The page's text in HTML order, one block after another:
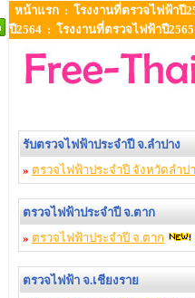
หน้าแรก : โรงงานที่ตรวจไฟฟ้าปี
ปี2564 : โรงงานที่ตรวจไฟฟ้าปี2565
รับตรวจไฟฟ้าประจำปี จ.ลำปาง
» ตรวจไฟฟ้าประจำปี จังหวัดลำป
ตรวจไฟฟ้าประจำปี จ.ตาก
» ตรวจไฟฟ้าประจำปี จ.ตาก
ตรวจไฟฟ้า จ.เชียงราย